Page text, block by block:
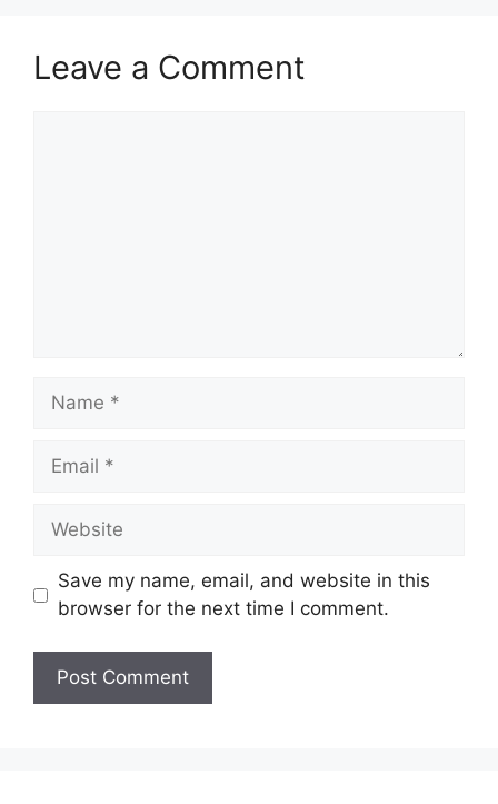
Leave a Comment
Name
Email
Website
Save my name, email, and website in this
browser for the next time I comment.